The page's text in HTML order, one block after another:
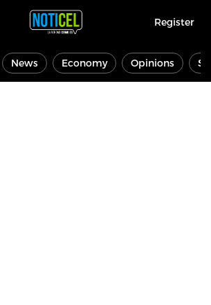
Register
News Economy Opinions